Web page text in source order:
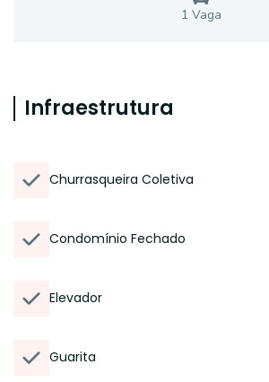
1 Vaga
Infraestrutura
Churrasqueira Coletiva
Condomínio Fechado
Elevador
Guarita